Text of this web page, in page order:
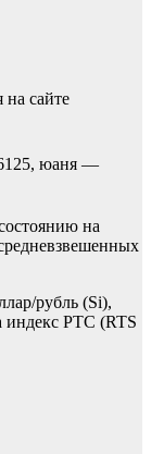
сайте
юаня —
на
рубль (Si),
индекс РТС (RTS